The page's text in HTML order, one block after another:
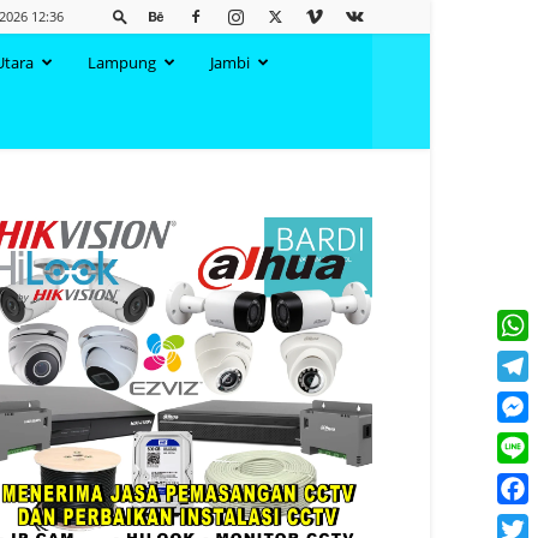
12:36
Lampung Jambi
Line